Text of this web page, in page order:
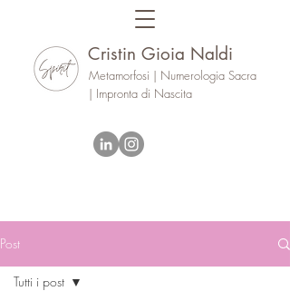
Cristin Gioia Naldi
Metamorfosi | Numerologia Sacra
| Impronta di Nascita
Post
Tutti i post